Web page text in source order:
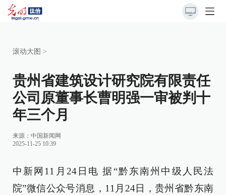
滚动大图 >
贵州省建筑设计研究院有限责任
公司原董事长曹明强一审被判十
年三个月
来源： 中国新闻网
2025-11-25 10:39
中新网11月24日电 据“黔东南州中级人民法
院”微信公众号消息，11月24日，贵州省黔东南